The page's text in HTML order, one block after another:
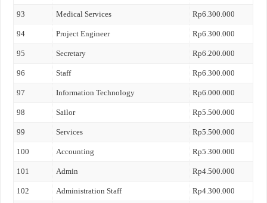
93 Medical Services Rp6.300.000
94 Project Engineer Rp6.300.000
95 Secretary Rp6.200.000
96 Staff Rp6.300.000
97 Information Technology Rp6.000.000
98 Sailor Rp5.500.000
99 Services Rp5.500.000
100 Accounting Rp5.300.000
101 Admin Rp4.500.000
102 Administration Staff Rp4.300.000